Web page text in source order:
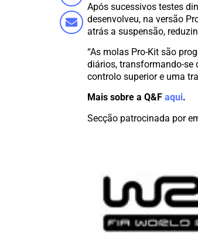
Após sucessivos testes
desenvolveu, na versão
atrás a suspensão,
“As molas Pro-Kit são
diários, transformando-se
controlo superior e uma
Mais sobre a Q&Faqui.
Secção patrocinada por